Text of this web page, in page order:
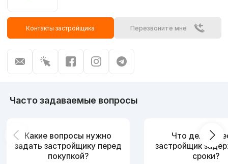
Контакты застройщика Перезвоните мне
Часто задаваемые вопросы
Какие вопросы нужно
задать застройщику перед
покупкой?
Что делать,
застройщик
сроки?